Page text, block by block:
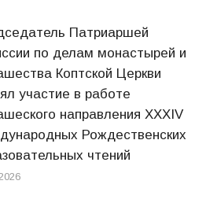
Патриаршей
по делам монастырей и
Коптской Церкви
участие в работе
направления XXXIV
Рождественских
чтений